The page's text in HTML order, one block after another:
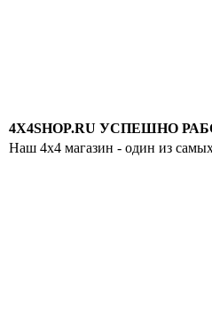
4X4SHOP.RU УСПЕШНО
Наш 4x4 магазин - один из